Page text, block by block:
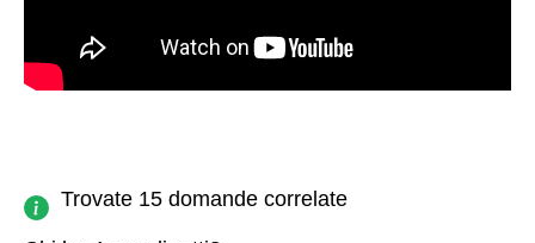
Trovate 15 domande correlate